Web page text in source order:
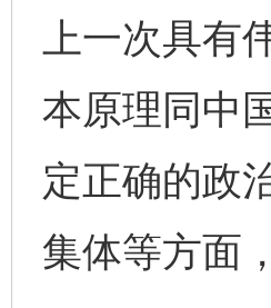
上一次具
本原理同中
定正确的政
集体等方面